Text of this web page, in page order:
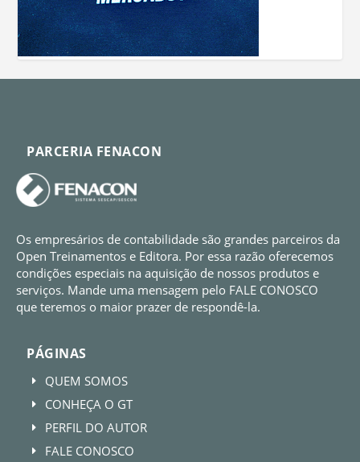
PARCERIA FENACON
Os empresários de contabilidade são grandes parceiros da
Open Treinamentos e Editora. Por essa razão oferecemos
condições especiais na aquisição de nossos produtos e
serviços. Mande uma mensagem pelo FALE CONOSCO
que teremos o maior prazer de respondê-la.
PÁGINAS
E QUEM SOMOS
E CONHEÇA O GT
E PERFIL DO AUTOR
E FALE CONOSCO